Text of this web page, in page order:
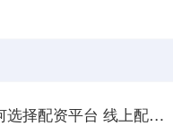
股票配资如何选择配资平台 线上配资股票：解锁财富新渠道，轻松倍增收益